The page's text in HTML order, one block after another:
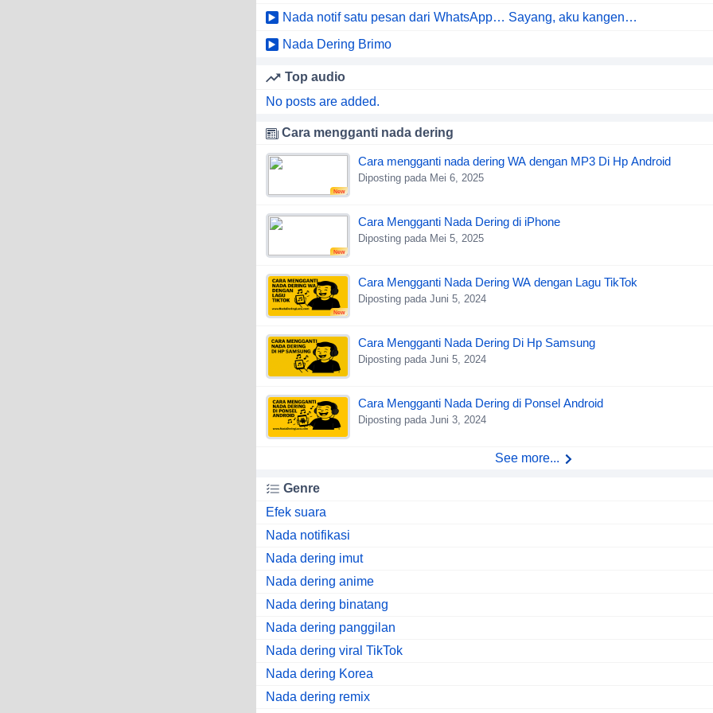
Nada notif satu pesan dari WhatsApp… Sayang, aku kangen…
Nada Dering Brimo
Top audio
No posts are added.
Cara mengganti nada dering
New
Cara mengganti nada dering WA dengan MP3 Di Hp Android
Diposting pada Mei 6, 2025
New
Cara Mengganti Nada Dering di iPhone
Diposting pada Mei 5, 2025
New
Cara Mengganti Nada Dering WA dengan Lagu TikTok
Diposting pada Juni 5, 2024
Cara Mengganti Nada Dering Di Hp Samsung
Diposting pada Juni 5, 2024
Cara Mengganti Nada Dering di Ponsel Android
Diposting pada Juni 3, 2024
See more...
Genre
Efek suara
Nada notifikasi
Nada dering imut
Nada dering anime
Nada dering binatang
Nada dering panggilan
Nada dering viral TikTok
Nada dering Korea
Nada dering remix